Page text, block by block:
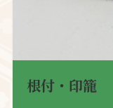
根付・印籠